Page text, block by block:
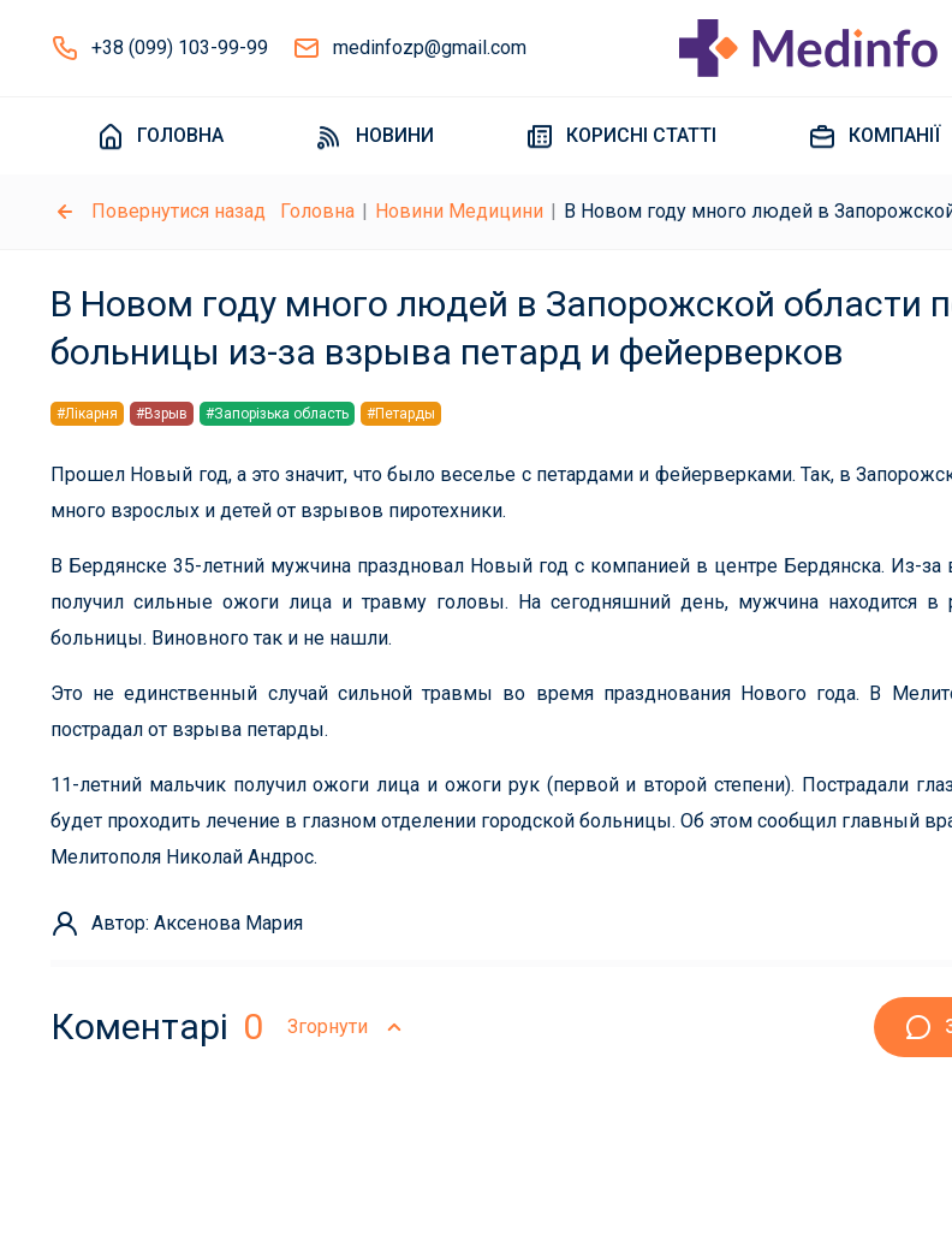
+38 (099) 103-99-99 medinfozp@gmail.com
ГОЛОВНА НОВИНИ КОРИСНІ СТАТТІ КОМПАНІЇ
Повернутися назад Головна Новини Медицини В Новом году много людей в
В Новом году много людей в Запорожской области
больницы из-за взрыва петард и фейерверков
#Лікарня #Взрыв #Запорізька область #Петарды
Прошел Новый год, а это значит, что было веселье с петардами и фейерверками. Так, в
много взрослых и детей от взрывов пиротехники.
В Бердянске 35-летний мужчина праздновал Новый год с компанией в центре Бердянска. Из-
получил сильные ожоги лица и травму головы. На сегодняшний день, мужчина находится в
больницы. Виновного так и не нашли.
Это не единственный случай сильной травмы во время празднования Нового года. В
пострадал от взрыва петарды.
11-летний мальчик получил ожоги лица и ожоги рук (первой и второй степени). Пострадали
будет проходить лечение в глазном отделении городской больницы. Об этом сообщил главный
Мелитополя Николай Андрос.
Автор: Аксенова Мария
Коментарі 0 Згорнути